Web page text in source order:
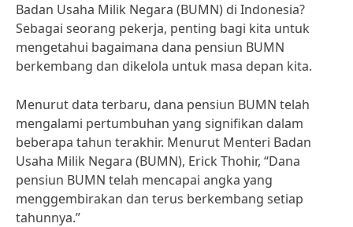
Badan Usaha Milik Negara (BUMN) di Indonesia?
Sebagai seorang pekerja, penting bagi kita untuk
mengetahui bagaimana dana pensiun BUMN
berkembang dan dikelola untuk masa depan kita.
Menurut data terbaru, dana pensiun BUMN telah
mengalami pertumbuhan yang signifikan dalam
beberapa tahun terakhir. Menurut Menteri Badan
Usaha Milik Negara (BUMN), Erick Thohir, “Dana
pensiun BUMN telah mencapai angka yang
menggembirakan dan terus berkembang setiap
tahunnya.”